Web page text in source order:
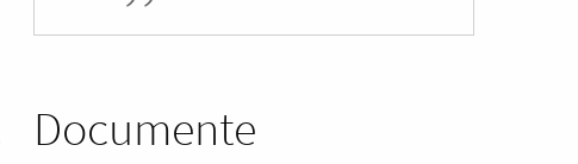
Documente